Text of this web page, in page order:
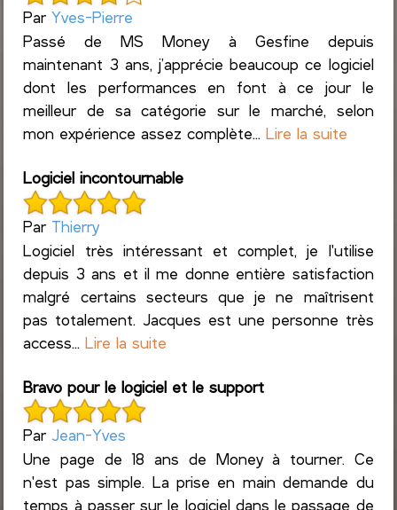
ParYves-Pierre
Passé de MS Money à Gesfine depuis
maintenant 3 ans, j’apprécie beaucoup ce logiciel
dont les performances en font à ce jour le
meilleur de sa catégorie sur le marché, selon
mon expérience assez complète...Lire la suite
Logiciel incontournable
Par Thierry
Logiciel très intéressant et complet, je l'utilise
depuis 3 ans et il me donne entière satisfaction
malgré certains secteurs que je ne maîtrisent
pas totalement. Jacques est une personne très
access...Lire la suite
Bravo pour le logiciel et le support
Par Jean-Yves
Une page de 18 ans de Money à tourner. Ce
n'est pas simple. La prise en main demande du
temps à passer sur le logiciel dans le passage de